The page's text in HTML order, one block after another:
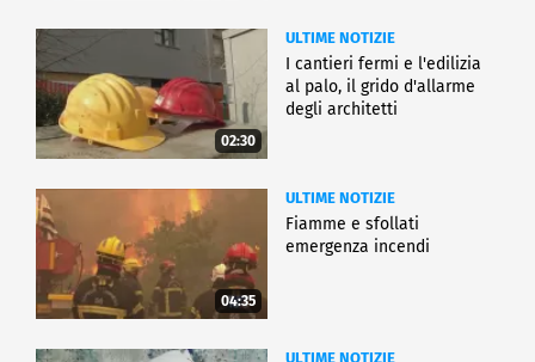
02:30
ULTIME NOTIZIE
I cantieri fermi e l'edilizia
al palo, il grido d'allarme
degli architetti
04:35
ULTIME NOTIZIE
Fiamme e sfollati
emergenza incendi
ULTIME NOTIZIE